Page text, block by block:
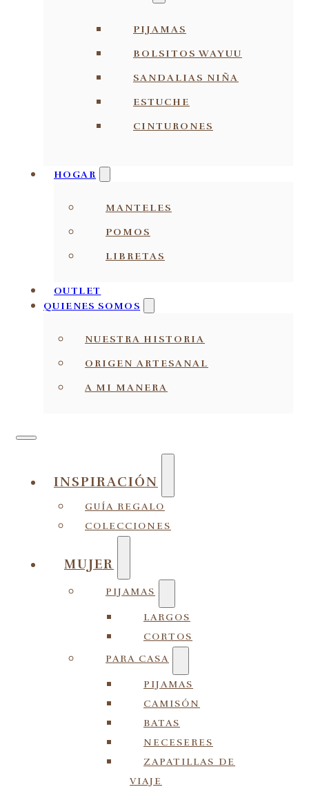
PIJAMAS
BOLSITOS WAYUU
SANDALIAS NIÑA
ESTUCHE
CINTURONES
HOGAR
MANTELES
POMOS
LIBRETAS
OUTLET
QUIENES SOMOS
NUESTRA HISTORIA
ORIGEN ARTESANAL
A MI MANERA
INSPIRACIÓN
GUÍA REGALO
COLECCIONES
MUJER
PIJAMAS
LARGOS
CORTOS
PARA CASA
PIJAMAS
CAMISÓN
BATAS
NECESERES
ZAPATILLAS DE
VIAJE